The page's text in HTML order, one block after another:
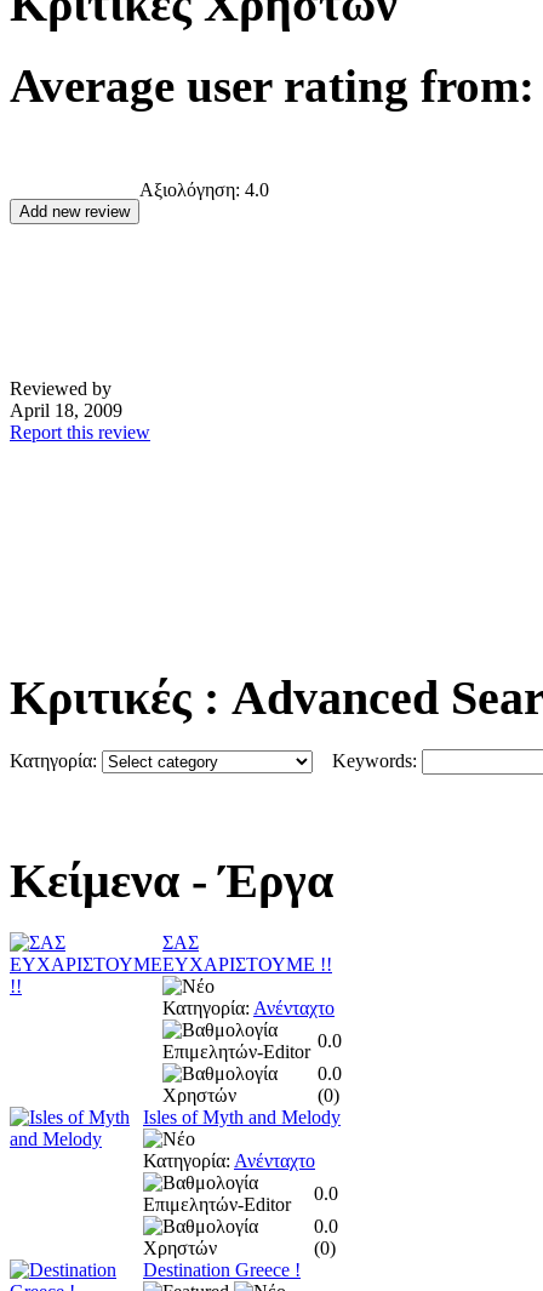
Average user rating from:
Αξιολόγηση: 4.0
Reviewed by
April 18, 2009
Report this review
Κριτικές : Advanced
Κατηγορία: Keywords:
Κείμενα - Έργα
ΣΑΣ
ΕΥΧΑΡΙΣΤΟΥΜΕ !!
Κατηγορία: Ανένταχτο
0.0
0.0
(0)
Isles of Myth and Melody
Κατηγορία: Ανένταχτο
0.0
0.0
(0)
Destination Greece !